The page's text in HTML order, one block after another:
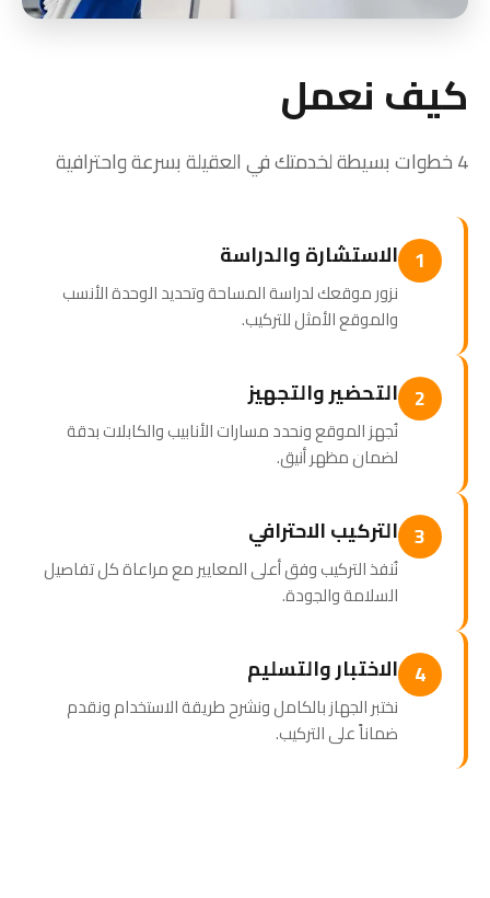
كيف نعمل
4 خطوات بسيطة لخدمتك في العقيلة بسرعة واحترافية
1 الاستشارة والدراسة
نزور موقعك لدراسة المساحة وتحديد الوحدة الأنسب
والموقع الأمثل للتركيب.
2 التحضير والتجهيز
نُجهز الموقع ونحدد مسارات الأنابيب والكابلات بدقة
لضمان مظهر أنيق.
3 التركيب الاحترافي
نُنفذ التركيب وفق أعلى المعايير مع مراعاة كل تفاصيل
السلامة والجودة.
4 الاختبار والتسليم
نختبر الجهاز بالكامل ونشرح طريقة الاستخدام ونقدم
ضماناً على التركيب.